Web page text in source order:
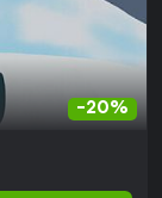
-20%